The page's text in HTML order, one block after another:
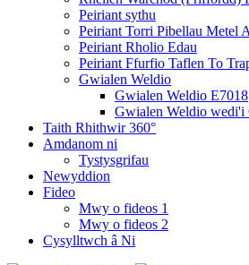
Peiriant sythu
Peiriant Torri Pibellau Metel
Peiriant Rholio Edau
Peiriant Ffurfio Taflen To
Gwialen Weldio
Gwialen Weldio E7018
Gwialen Weldio wedi'i
Taith Rhithwir 360°
Amdanom ni
Tystysgrifau
Newyddion
Fideo
Mwy o fideos 1
Mwy o fideos 2
Cysylltwch â Ni